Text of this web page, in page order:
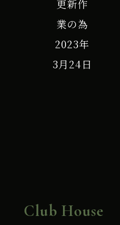
更新作
業の為
2023年
3月24日
Club House